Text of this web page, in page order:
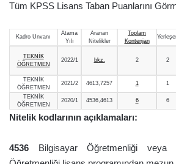
Tüm KPSS Lisans Taban Puanlarını
Kadro Unvanı
Atama
Yılı
Aranan
Nitelikler
Toplam
Kontenjan
TEKNİK
ÖĞRETMEN
2022/1 bkz. 2 2
TEKNİK
ÖĞRETMEN
2021/2 4613,7257 1 1
TEKNİK
ÖĞRETMEN
2020/1 4536,4613 6 6
Nitelik kodlarının açıklamaları:
4536 Bilgisayar Öğretmenliği veya